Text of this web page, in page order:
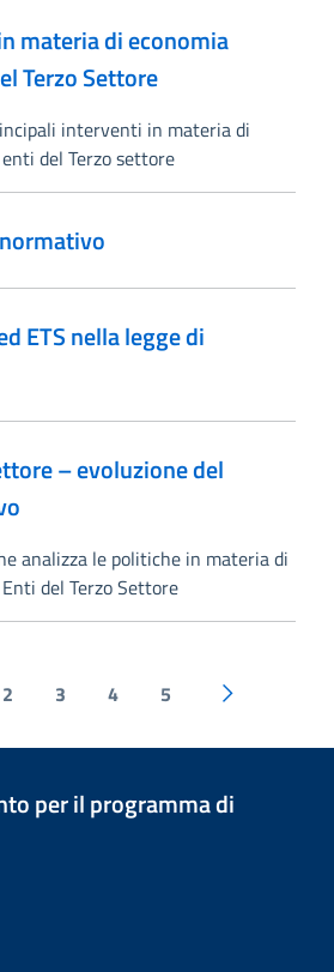
materia di economia
Terzo Settore
interventi in materia di
del Terzo settore
ETS nella legge di
– evoluzione del
analizza le politiche in materia di
del Terzo Settore
2 3 4 5
per il programma di